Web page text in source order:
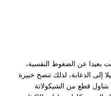
بعيدا عن الضغوط النفسية،
إلى الدعابة، لذلك تنصح خبيرة
بتناول قطع من الشيكولاتة